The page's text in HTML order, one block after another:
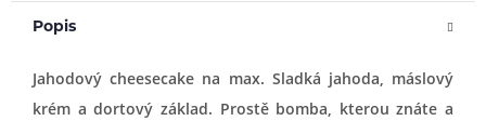
Popis
Jahodový cheesecake na max. Sladká jahoda, máslový
krém a dortový základ. Prostě bomba, kterou znáte a